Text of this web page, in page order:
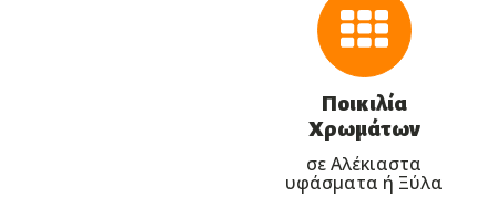
Ποικιλία
Χρωμάτων
σε Αλέκιαστα
υφάσματα ή Ξύλα